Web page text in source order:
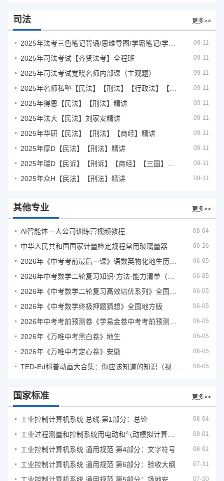
司法 更多>>
09-11
2025年司法考试【齐贤法考】全程班 09-11
2025年司法考试觉晓名师内部课（主观题） 09-11
09-11
2025年得恩【民法】【刑法】精讲 09-11
2025年法大【民法】刘家安精讲 09-11
2025年华研【民法】【刑法】【商经】精讲 09-11
2025年厚D【民法】【刑法】精讲 09-11
09-11
2025年众H【民法】【刑法】精讲 09-11
其他专业 更多>>
AI智能体一人公司训练营视频教程 08-04
中华人民共和国国家计量检定规程常用玻璃量器 06-26
06-05
06-05
06-05
2026年《中考数学终极押题猜想》全国地方版 06-05
06-05
2026年《万唯中考黑白卷》地生 06-05
2026年《万唯中考定心卷》安徽 06-05
06-05
国家标准 更多>>
工业控制计算机系统 总线 第1部分：总论 08-04
08-01
工业控制计算机系统 通用规范 第4部分：文字符号 08-01
工业控制计算机系统 通用规范 第6部分：验收大纲 07-31
07-30